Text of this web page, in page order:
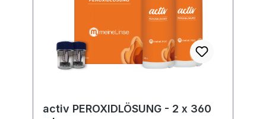
activ PEROXIDLÖSUNG - 2 x 360